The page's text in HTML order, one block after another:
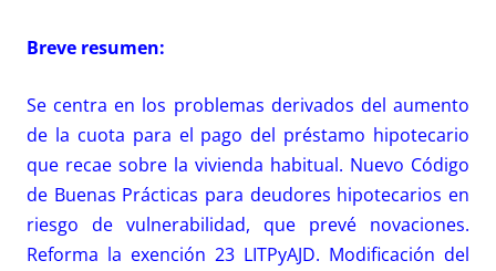
Breve resumen:
Se centra en los problemas derivados del aumento
de la cuota para el pago del préstamo hipotecario
que recae sobre la vivienda habitual. Nuevo Código
de Buenas Prácticas para deudores hipotecarios en
riesgo de vulnerabilidad, que prevé novaciones.
Reforma la exención 23 LITPyAJD. Modificación del